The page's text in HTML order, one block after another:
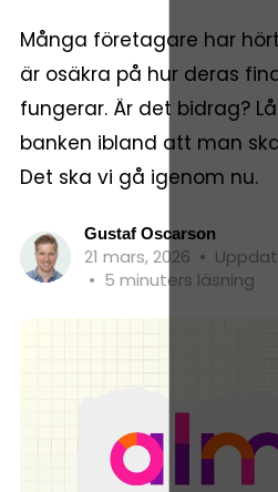
Många företagare har
är osäkra på hur deras
fungerar. Är det bidrag?
banken ibland att man
Det ska vi gå igenom nu.
Gustaf Oscarson
21 mars, 2026 •
• 5 minuters läsning